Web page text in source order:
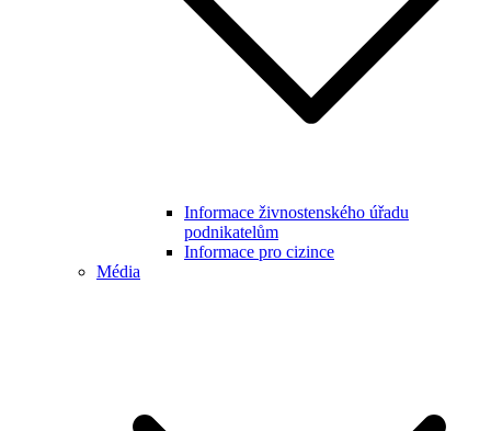
Informace živnostenského úřadu
podnikatelům
Informace pro cizince
Média